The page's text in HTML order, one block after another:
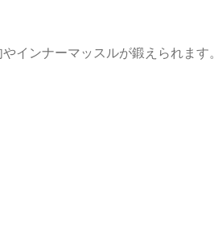
インナーマッスルが鍛えられます。